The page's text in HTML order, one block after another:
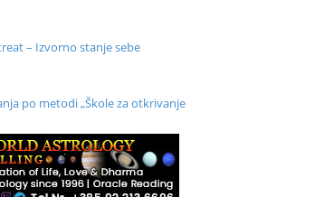
– Izvorno stanje sebe
po metodi „Škole za otkrivanje
iz drugih dimenzija Online –